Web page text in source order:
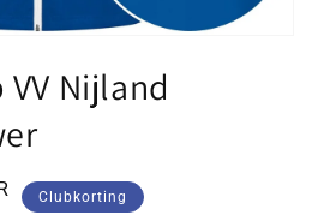
Nijland
Clubkorting